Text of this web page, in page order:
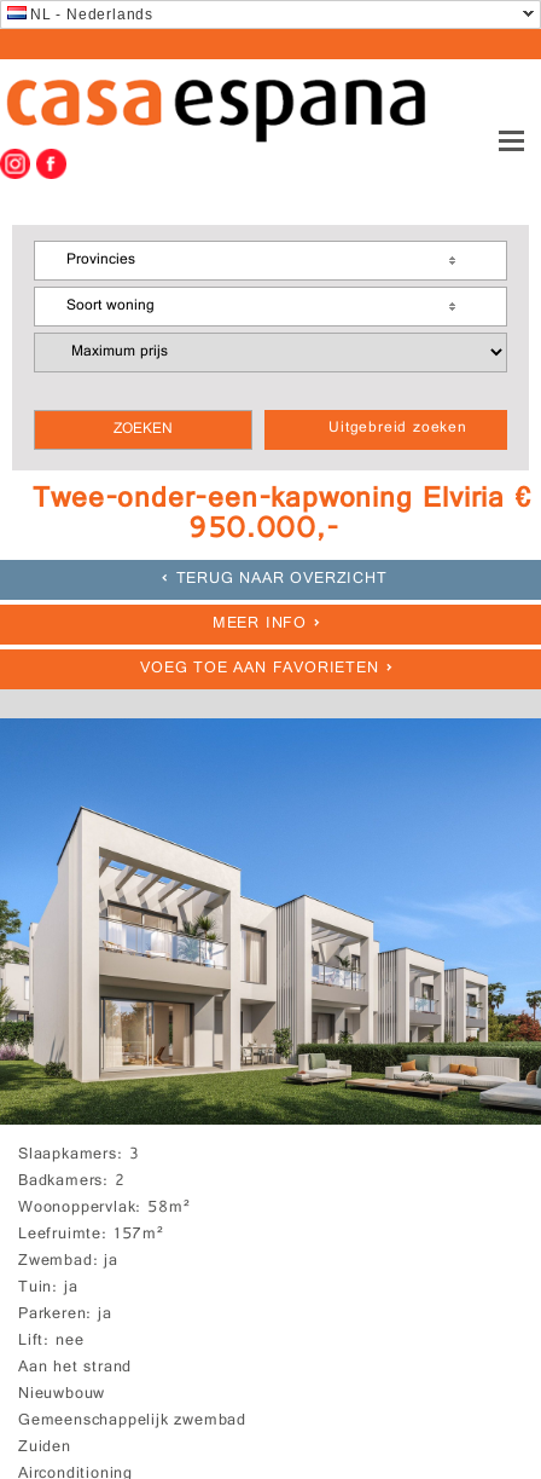
NL - Nederlands
Uitgebreid zoeken
Provincies
Soort woning
Twee-onder-een-kapwoning Elviria €
950.000,-
TERUG NAAR OVERZICHT
MEER INFO
VOEG TOE AAN FAVORIETEN
Slaapkamers 3
Badkamers 2
Woonoppervlak 58m²
Leefruimte 157m²
Zwembad ja
Tuin ja
Parkeren ja
Lift nee
Aan het strand
Nieuwbouw
Gemeenschappelijk zwembad
Zuiden